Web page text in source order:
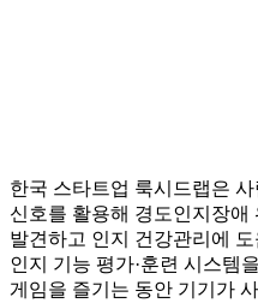
한국 스타트업 룩시드랩은
신호를 활용해 경도인지장애
발견하고 인지 건강관리에
인지 기능 평가·훈련 시스템
게임을 즐기는 동안 기기가